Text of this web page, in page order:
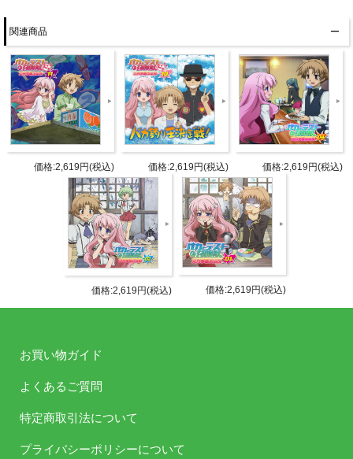
CDを買わないと聴けない特別版ラジオも収録されて
います。
特別版のラジオでは、第2期エンディングアーティス
トの麻生夏子さんをお迎えして、高尾山で山登り！
ファッショナブルな山ガールの麻生さんと原田さんに
メロメロな下野さん？
それともヘトヘトになる下野さん？
商品詳細
DETAIL
ナリテ
下野紘（吉井明久 役）
ゲスト
第61・62回：竹達彩奈（清水美春
役）
関連商品
価格:2,619円(税込) 価格:2,619円(税込) 価格:2,619円(税込)
価格:2,619円(税込) 価格:2,619円(税込)
お買い物ガイド
よくあるご質問
特定商取引法について
プライバシーポリシーについて